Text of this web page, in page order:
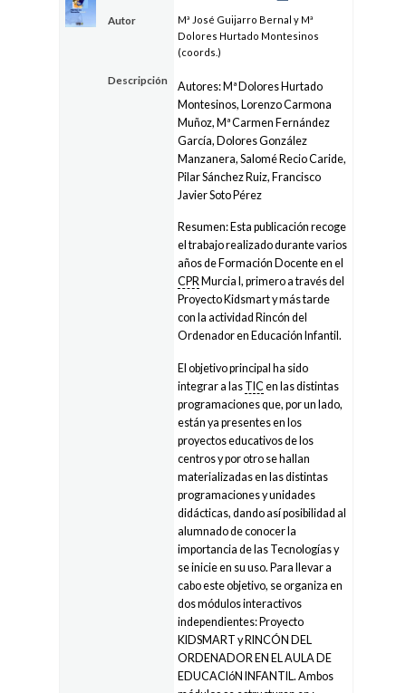
Autor
Mª José Guijarro Bernal y Mª
Dolores Hurtado Montesinos
(coords.)
Descripción
Autores: Mª Dolores Hurtado
Montesinos, Lorenzo Carmona
Muñoz, Mª Carmen Fernández
García, Dolores González
Manzanera, Salomé Recio Caride,
Pilar Sánchez Ruiz, Francisco
Javier Soto Pérez
Resumen: Esta publicación recoge
el trabajo realizado durante varios
años de Formación Docente en el
CPR Murcia I, primero a través del
Proyecto Kidsmart y más tarde
con la actividad Rincón del
Ordenador en Educación Infantil.
El objetivo principal ha sido
integrar a las TIC en las distintas
programaciones que, por un lado,
están ya presentes en los
proyectos educativos de los
centros y por otro se hallan
materializadas en las distintas
programaciones y unidades
didácticas, dando así posibilidad al
alumnado de conocer la
importancia de las Tecnologías y
se inicie en su uso. Para llevar a
cabo este objetivo, se organiza en
dos módulos interactivos
independientes: Proyecto
KIDSMART y RINCÓN DEL
ORDENADOR EN EL AULA DE
EDUCACIóN INFANTIL. Ambos